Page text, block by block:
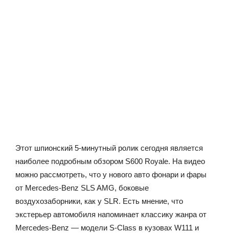
Этот шпионский 5-минутный ролик сегодня является
наиболее подробным обзором S600 Royale. На видео
можно рассмотреть, что у нового авто фонари и фары
от Mercedes-Benz SLS AMG, боковые
воздухозаборники, как у SLR. Есть мнение, что
экстерьер автомобиля напоминает классику жанра от
Mercedes-Benz — модели S-Class в кузовах W111 и